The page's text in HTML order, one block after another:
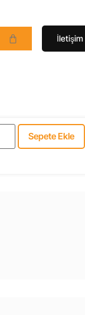
İletişim
Sepete Ekle